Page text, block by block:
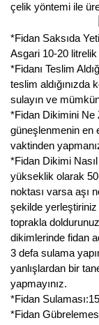
çelik yöntemi ile
*Fidan Saksıda
Asgari 10-20
*Fidanı Teslim
teslim aldığınızda
sulayın ve
*Fidan Dikimini Ne
güneşlenmenin en
vaktinden
*Fidan Dikimi
yükseklik olarak 50-
noktası varsa aşı
şekilde yerleştiriniz
toprakla
dikimlerinde fidan
3 defa sulama
yanlışlardan bir
yapmayınız.
*Fidan
*Fidan